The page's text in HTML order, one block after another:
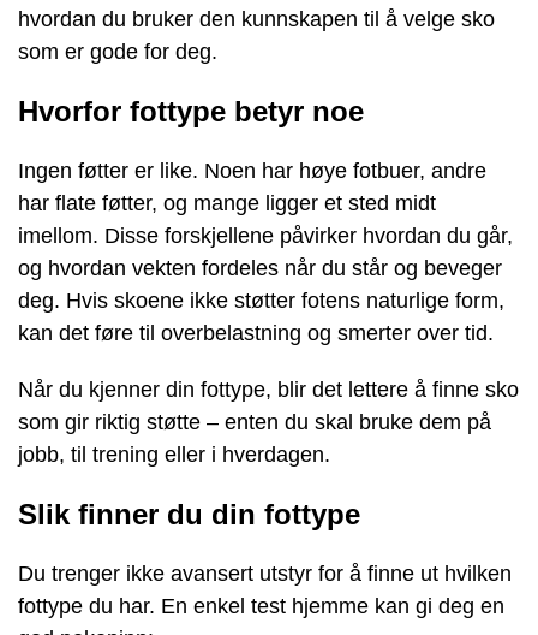
hvordan du bruker den kunnskapen til å velge sko
som er gode for deg.
Hvorfor fottype betyr noe
Ingen føtter er like. Noen har høye fotbuer, andre
har flate føtter, og mange ligger et sted midt
imellom. Disse forskjellene påvirker hvordan du går,
og hvordan vekten fordeles når du står og beveger
deg. Hvis skoene ikke støtter fotens naturlige form,
kan det føre til overbelastning og smerter over tid.
Når du kjenner din fottype, blir det lettere å finne sko
som gir riktig støtte – enten du skal bruke dem på
jobb, til trening eller i hverdagen.
Slik finner du din fottype
Du trenger ikke avansert utstyr for å finne ut hvilken
fottype du har. En enkel test hjemme kan gi deg en